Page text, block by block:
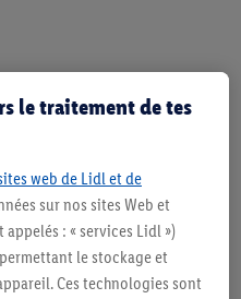
Vente limitée à des
décoration. Les produits faisant
NonFood, ne font pas partie de
Ill. semblables.
le traitement de tes
web de Lidl et de
sur nos sites Web et
: « services Lidl »)
le stockage et
Ces technologies sont